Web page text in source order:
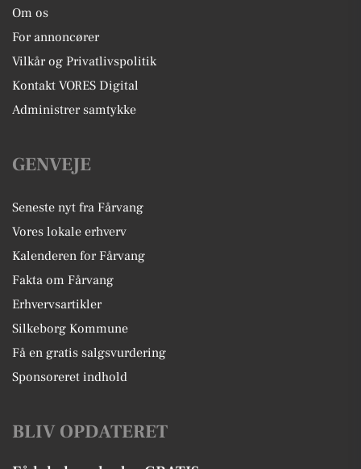
Om os
For annoncører
Vilkår og Privatlivspolitik
Kontakt VORES Digital
Administrer samtykke
GENVEJE
Seneste nyt fra Fårvang
Vores lokale erhverv
Kalenderen for Fårvang
Fakta om Fårvang
Erhvervsartikler
Silkeborg Kommune
Få en gratis salgsvurdering
Sponsoreret indhold
BLIV OPDATERET